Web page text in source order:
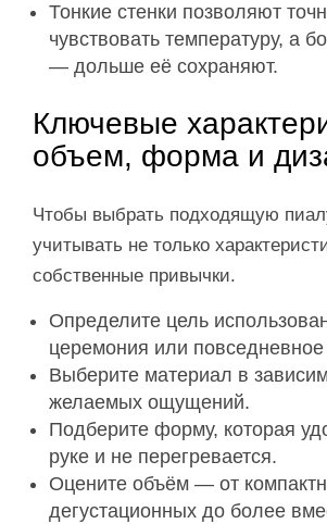
Тонкие стенки позволяют
чувствовать температуру, а
— дольше её сохраняют.
Ключевые
объем, форма и
Чтобы выбрать подходящую
учитывать не только
собственные привычки.
Определите цель
церемония или повседневное
Выберите материал в
желаемых ощущений.
Подберите форму, которая
руке и не перегревается.
Оцените объём — от
дегустационных до более